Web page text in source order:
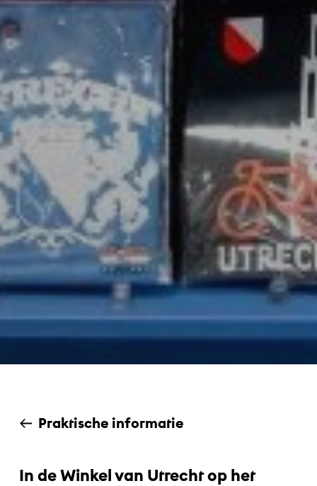
Praktische informatie
In de Winkel van Utrecht op het